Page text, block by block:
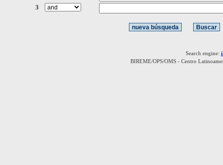
3
Search engine:
BIREME/OPS/OMS - Centro